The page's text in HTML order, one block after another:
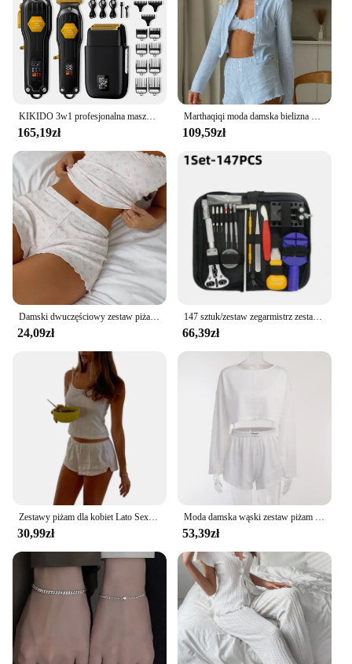
KIKIDO 3w1 profesjonalna maszynka do strzyżenia włosów elektryczna maszynka do brody i włosów dla mężczyzn zestaw do strzyżenia ścinanie włosów maszyna akumulator 2575
165,19zł
Marthaqiqi moda damska bielizna nocna garnitur O-Neck koszula nocna z długim rękawem piżamy podkoszulki piżamy szorty damska bielizna nocna 3-częściowy zestaw
109,59zł
Damski dwuczęściowy zestaw piżam bez rękawów koronkowe wykończenia topy na ramiączkach spodenki w kwiaty bielizna nocna stroje 2024
24,09zł
147 sztuk/zestaw zegarmistrz zestaw narzędzi do naprawy zegarków narzędzie do usuwania obudowy zestaw otwieraczy zegarek sprężyna szpilki pręty tylna obudowa otwieracz śruba
66,39zł
Zestawy piżam dla kobiet Lato Sexy Y2k Lace Bow Cute Matching Set Sleeveless Backless Slim Cami Top Shorts Casual Sets Sleepwear
30,99zł
Moda damska wąski zestaw piżam dwuczęściowe garnitury bielizna nocna odzież codzienna solidna piżama damska Pijama Homewear miękka rozrywka bielizna nocna
53,39zł